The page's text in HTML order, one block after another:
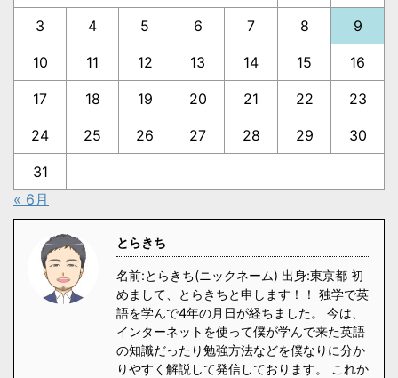
3 4 5 6 7 8 9
10 11 12 13 14 15 16
17 18 19 20 21 22 23
24 25 26 27 28 29 30
31
« 6月
とらきち
名前:とらきち(ニックネーム) 出身:東京都 初
めまして、とらきちと申します！！ 独学で英
語を学んで4年の月日が経ちました。 今は、
インターネットを使って僕が学んで来た英語
の知識だったり勉強方法などを僕なりに分か
りやすく解説して発信しております。 これか